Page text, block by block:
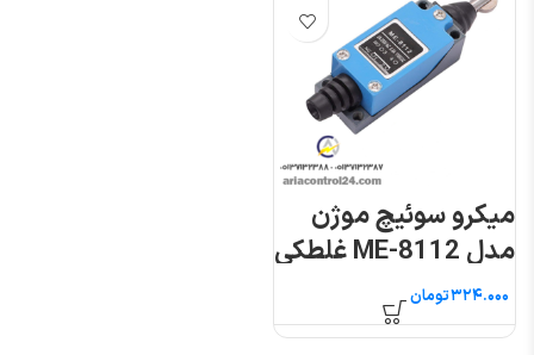
میکرو سوئیچ موژن
مدل ME-8112 غلطکی
فشاریتومان